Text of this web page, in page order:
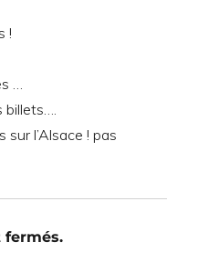
!
…
billets….
sur l’Alsace ! pas
fermés.